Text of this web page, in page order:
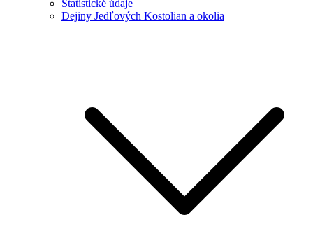
Štatistické údaje
Dejiny Jedľových Kostolian a okolia